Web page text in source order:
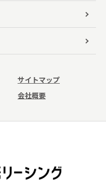
サイトマップ
会社概要